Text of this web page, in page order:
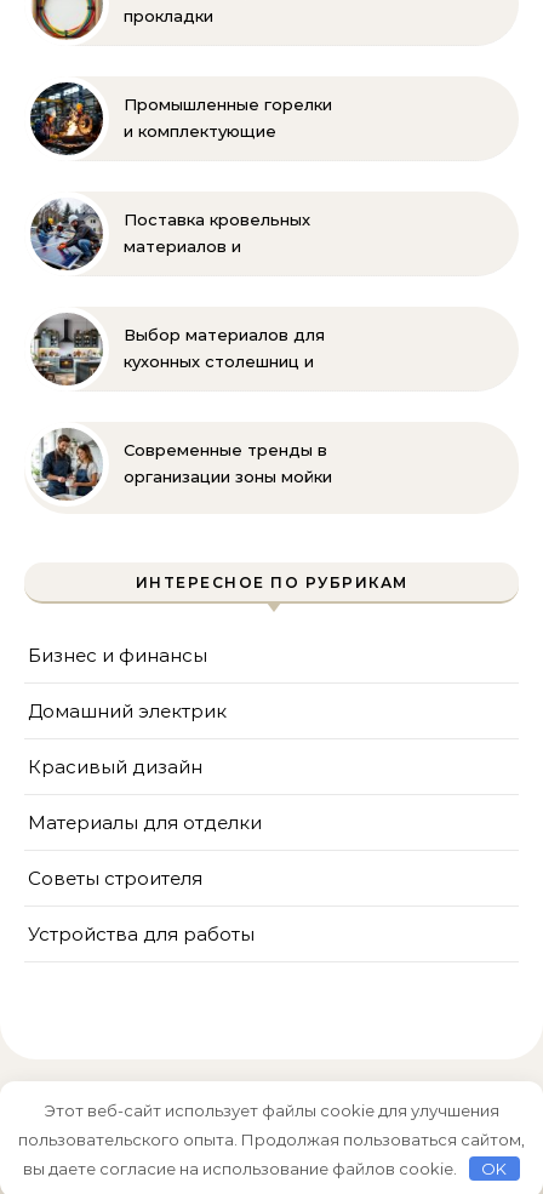
прокладки
Промышленные горелки
и комплектующие
Поставка кровельных
материалов и
Выбор материалов для
кухонных столешниц и
Современные тренды в
организации зоны мойки
ИНТЕРЕСНОЕ ПО РУБРИКАМ
Бизнес и финансы
Домашний электрик
Красивый дизайн
Материалы для отделки
Советы строителя
Устройства для работы
Тема Graceful от Optima Themes
Этот веб-сайт использует файлы cookie для улучшения
пользовательского опыта. Продолжая пользоваться сайтом,
вы даете согласие на использование файлов cookie.
OK